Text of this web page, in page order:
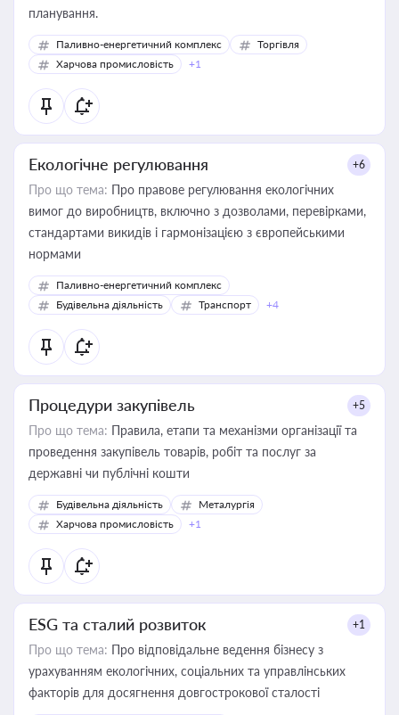
планування.
Паливно-енергетичний комплекс
Торгівля
Харчова промисловість
+1
Екологічне регулювання +6
Про що тема: Про правове регулювання екологічних
вимог до виробництв, включно з дозволами, перевірками,
стандартами викидів і гармонізацією з європейськими
нормами
Паливно-енергетичний комплекс
Будівельна діяльність
Транспорт +4
Процедури закупівель +5
Про що тема: Правила, етапи та механізми організації та
проведення закупівель товарів, робіт та послуг за
державні чи публічні кошти
Будівельна діяльність
Металургія
Харчова промисловість
+1
ESG та сталий розвиток +1
Про що тема: Про відповідальне ведення бізнесу з
урахуванням екологічних, соціальних та управлінських
факторів для досягнення довгострокової сталості